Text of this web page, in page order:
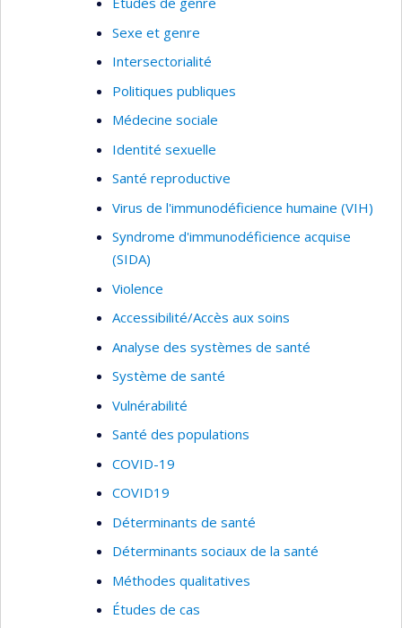
Sexe et genre
Intersectorialité
Politiques publiques
Médecine sociale
Identité sexuelle
Santé reproductive
Virus de l'immunodéficience humaine (VIH)
Syndrome d'immunodéficience acquise
(SIDA)
Violence
Accessibilité/Accès aux soins
Analyse des systèmes de santé
Système de santé
Vulnérabilité
Santé des populations
COVID-19
COVID19
Déterminants de santé
Déterminants sociaux de la santé
Méthodes qualitatives
Études de cas